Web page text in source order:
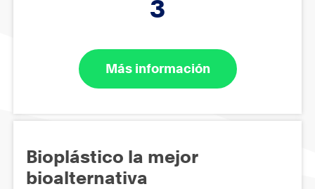
3
Más información
Bioplástico la mejor
bioalternativa